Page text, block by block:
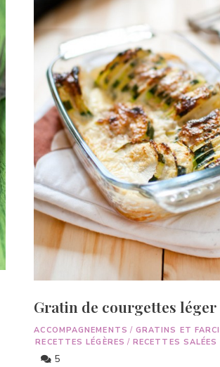
Gratin de courgettes léger
ACCOMPAGNEMENTS / GRATINS ET
RECETTES LÉGÈRES / RECETTES SALÉES
5